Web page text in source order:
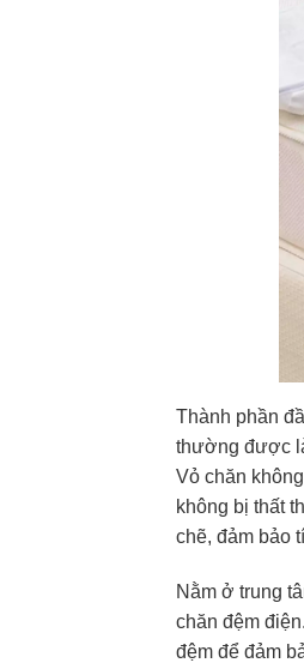
Thành phần
thường được
Vỏ chăn
không bị thất
chẽ, đảm bảo
Nằm ở trung
chăn đệm
đệm để đảm